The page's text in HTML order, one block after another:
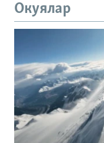
Окуялар